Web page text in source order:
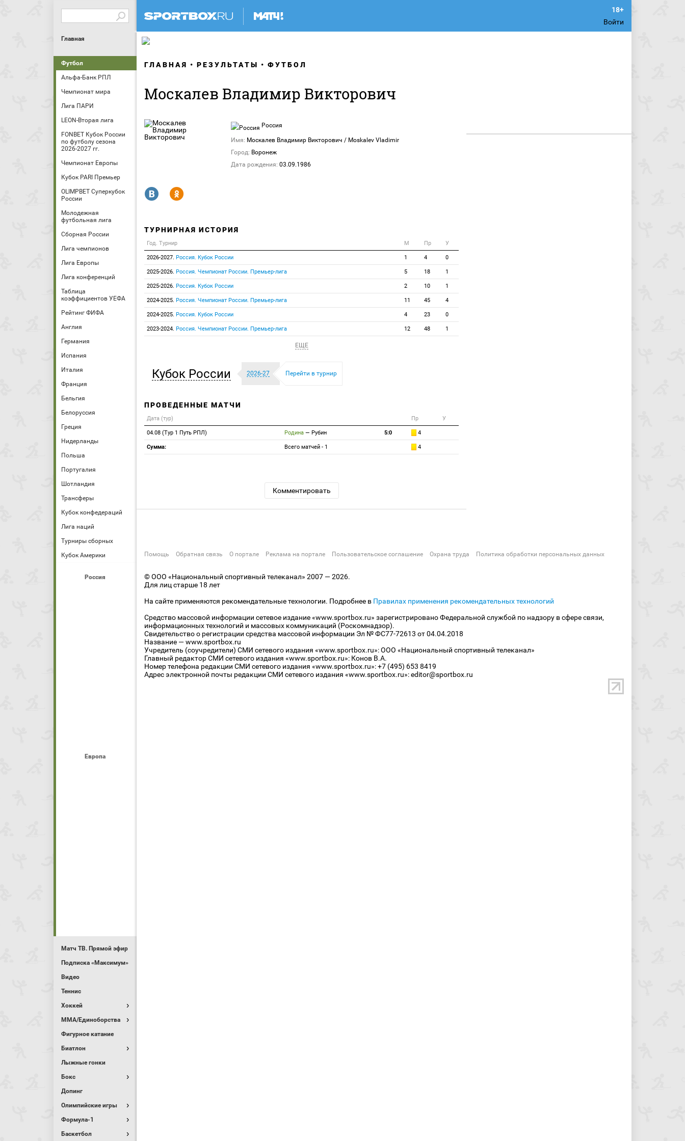
Войти
Главная
Футбол
Альфа-Банк РПЛ
Чемпионат мира
Лига ПАРИ
LEON-Вторая лига
FONBET Кубок России
по футболу сезона
2026-2027 гг.
Чемпионат Европы
Кубок PARI Премьер
OLIMPBET Суперкубок
России
Молодежная
футбольная лига
Сборная России
Лига чемпионов
Лига Европы
Лига конференций
Таблица
коэффициентов УЕФА
Рейтинг ФИФА
Англия
Германия
Испания
Италия
Франция
Бельгия
Белоруссия
Греция
Нидерланды
Польша
Португалия
Шотландия
Трансферы
Кубок конфедераций
Лига наций
Турниры сборных
Кубок Америки
Россия
Европа
Матч ТВ. Прямой эфир
Подписка «Максимум»
Видео
Теннис
Хоккей
MMA/Единоборства
Фигурное катание
Биатлон
Лыжные гонки
Бокс
Допинг
Олимпийские игры
Формула-1
Баскетбол
ГЛАВНАЯ РЕЗУЛЬТАТЫ ФУТБОЛ
Москалев Владимир Викторович
Россия
Имя: Москалев Владимир Викторович / Moskalev Vladimir
Город: Воронеж
Дата рождения: 03.09.1986
R Y
ТУРНИРНАЯ ИСТОРИЯ
Год. Турнир М Пр У
2026-2027. Россия. Кубок России 1 4 0
2025-2026. Россия. Чемпионат России. Премьер-лига 5 18 1
2025-2026. Россия. Кубок России 2 10 1
2024-2025. Россия. Чемпионат России. Премьер-лига 11 45 4
2024-2025. Россия. Кубок России 4 23 0
2023-2024. Россия. Чемпионат России. Премьер-лига 12 48 1
ЕЩЕ
Кубок России 2026-27 Перейти в турнир
ПРОВЕДЕННЫЕ МАТЧИ
Дата (тур) Пр У
04.08 (Тур 1 Путь РПЛ) Родина — Рубин 5:0 4
Сумма: Всего матчей - 1 4
Комментировать
Помощь Обратная связь О портале Реклама на портале Пользовательское соглашение Охрана труда Политика обработки персональных данных
© ООО «Национальный спортивный телеканал» 2007 — 2026.
Для лиц старше 18 лет
На сайте применяются рекомендательные технологии. Подробнее в Правилах применения рекомендательных технологий
Средство массовой информации сетевое издание «www.sportbox.ru» зарегистрировано Федеральной службой по надзору в сфере связи,
информационных технологий и массовых коммуникаций (Роскомнадзор).
Свидетельство о регистрации средства массовой информации Эл № ФС77-72613 от 04.04.2018
Название — www.sportbox.ru
Учредитель (соучредители) СМИ сетевого издания «www.sportbox.ru»: ООО «Национальный спортивный телеканал»
Главный редактор СМИ сетевого издания «www.sportbox.ru»: Конов В.А.
Номер телефона редакции СМИ сетевого издания «www.sportbox.ru»: +7 (495) 653 8419
Адрес электронной почты редакции СМИ сетевого издания «www.sportbox.ru»: editor@sportbox.ru